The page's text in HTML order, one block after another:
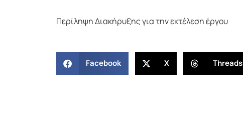
Περίληψη Διακήρυξης για την εκτέλεση έργου
Facebook X Threads